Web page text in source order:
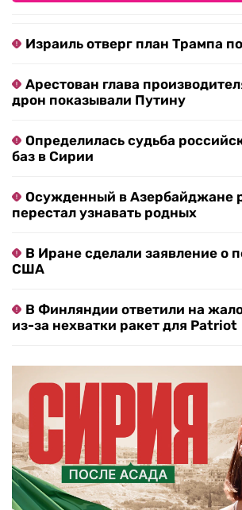
Израиль отверг план Трампа
Арестован глава
дрон показывали Путину
Определилась судьба
баз в Сирии
Осужденный в Азербайджане
перестал узнавать родных
В Иране сделали заявление о
США
В Финляндии ответили на
из-за нехватки ракет для Patriot